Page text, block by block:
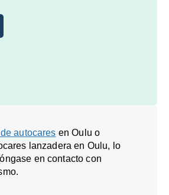
autocares en Oulu o
lanzadera en Oulu, lo
en contacto con